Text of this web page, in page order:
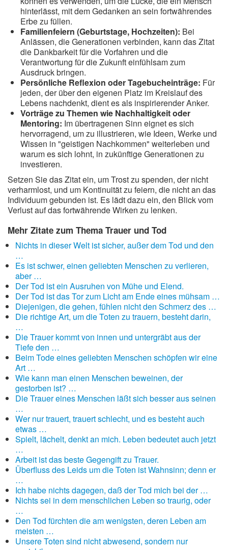
hinterlässt, mit dem Gedanken an sein fortwährendes
Erbe zu füllen.
Familienfeiern (Geburtstage, Hochzeiten): Bei
Anlässen, die Generationen verbinden, kann das Zitat
die Dankbarkeit für die Vorfahren und die
Verantwortung für die Zukunft einfühlsam zum
Ausdruck bringen.
Persönliche Reflexion oder Tagebucheinträge: Für
jeden, der über den eigenen Platz im Kreislauf des
Lebens nachdenkt, dient es als inspirierender Anker.
Vorträge zu Themen wie Nachhaltigkeit oder
Mentoring: Im übertragenen Sinn eignet es sich
hervorragend, um zu illustrieren, wie Ideen, Werke und
Wissen in "geistigen Nachkommen" weiterleben und
warum es sich lohnt, in zukünftige Generationen zu
investieren.
Setzen Sie das Zitat ein, um Trost zu spenden, der nicht
verharmlost, und um Kontinuität zu feiern, die nicht an das
Individuum gebunden ist. Es lädt dazu ein, den Blick vom
Verlust auf das fortwährende Wirken zu lenken.
Mehr Zitate zum Thema Trauer und Tod
Nichts in dieser Welt ist sicher, außer dem Tod und den
…
Es ist schwer, einen geliebten Menschen zu verlieren,
aber …
Der Tod ist ein Ausruhen von Mühe und Elend.
Der Tod ist das Tor zum Licht am Ende eines mühsam …
Diejenigen, die gehen, fühlen nicht den Schmerz des …
Die richtige Art, um die Toten zu trauern, besteht darin,
…
Die Trauer kommt von innen und untergräbt aus der
Tiefe den …
Beim Tode eines geliebten Menschen schöpfen wir eine
Art …
Wie kann man einen Menschen beweinen, der
gestorben ist? …
Die Trauer eines Menschen läßt sich besser aus seinen
…
Wer nur trauert, trauert schlecht, und es besteht auch
etwas …
Spielt, lächelt, denkt an mich. Leben bedeutet auch jetzt
…
Arbeit ist das beste Gegengift zu Trauer.
Überfluss des Leids um die Toten ist Wahnsinn; denn er
…
Ich habe nichts dagegen, daß der Tod mich bei der …
Nichts sei in dem menschlichen Leben so traurig, oder
…
Den Tod fürchten die am wenigsten, deren Leben am
meisten …
Unsere Toten sind nicht abwesend, sondern nur